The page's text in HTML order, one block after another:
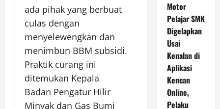
ada pihak yang berbuat
culas dengan
menyelewengkan dan
menimbun BBM subsidi.
Praktik curang ini
ditemukan Kepala
Badan Pengatur Hilir
Minyak dan Gas Bumi
Motor
Pelajar SMK
Digelapkan
Usai
Kenalan di
Aplikasi
Kencan
Online,
Pelaku